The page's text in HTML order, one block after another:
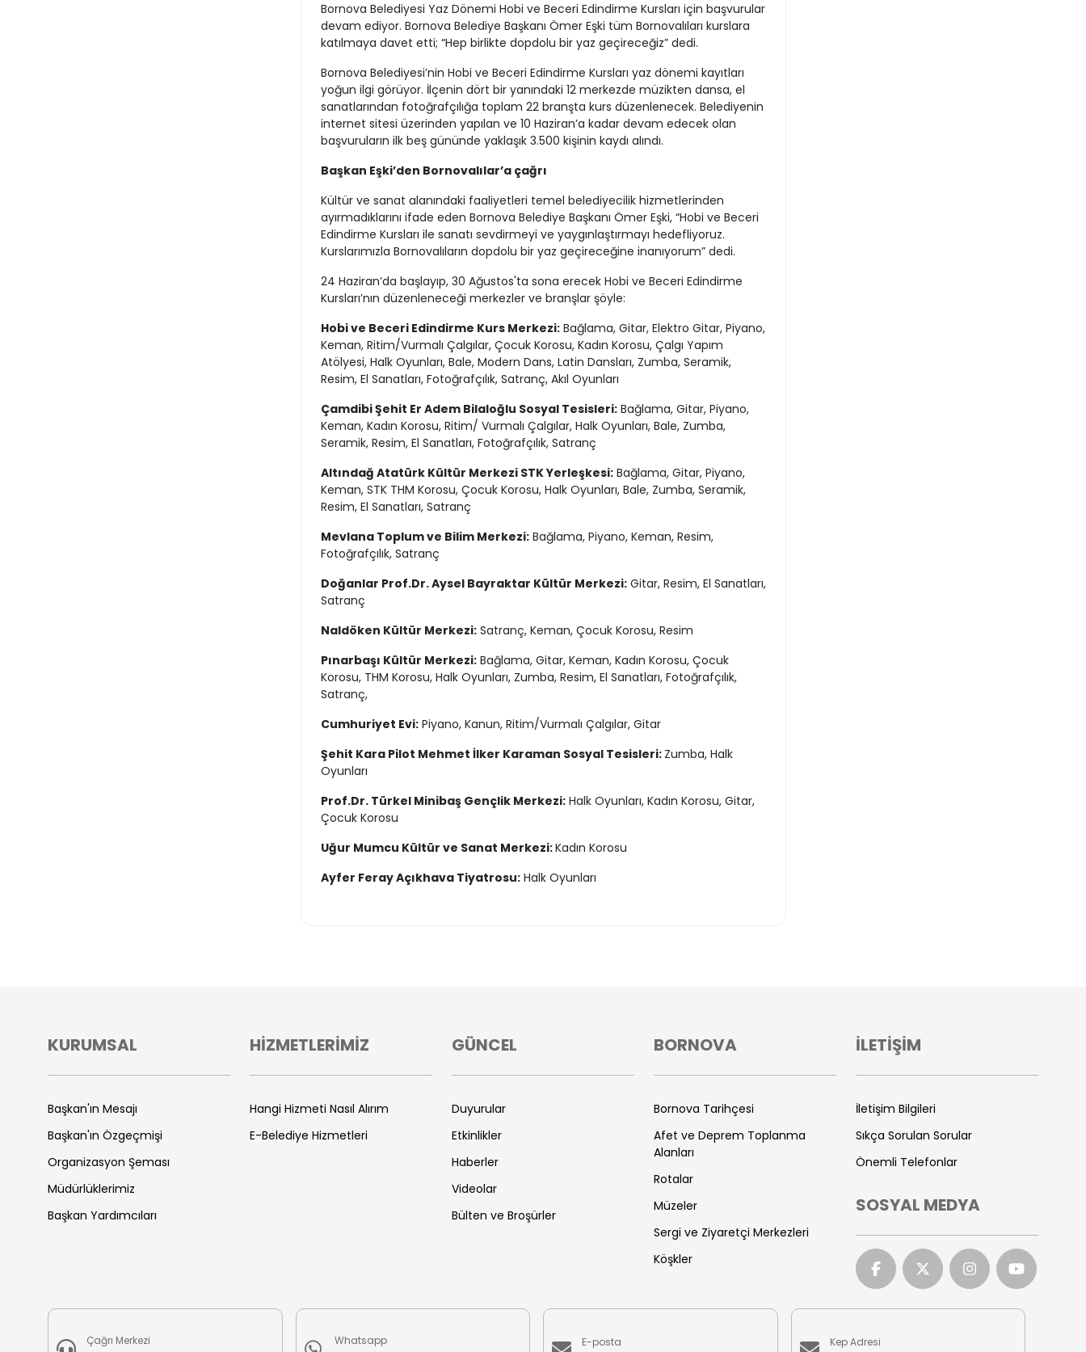
Bornova Belediyesi Yaz Dönemi Hobi ve Beceri Edindirme Kursları için başvurular
devam ediyor. Bornova Belediye Başkanı Ömer Eşki tüm Bornovalıları kurslara
katılmaya davet etti; “Hep birlikte dopdolu bir yaz geçireceğiz” dedi.
Bornova Belediyesi’nin Hobi ve Beceri Edindirme Kursları yaz dönemi kayıtları
yoğun ilgi görüyor. İlçenin dört bir yanındaki 12 merkezde müzikten dansa, el
sanatlarından fotoğrafçılığa toplam 22 branşta kurs düzenlenecek. Belediyenin
internet sitesi üzerinden yapılan ve 10 Haziran’a kadar devam edecek olan
başvuruların ilk beş gününde yaklaşık 3.500 kişinin kaydı alındı.
Başkan Eşki’den Bornovalılar’a çağrı
Kültür ve sanat alanındaki faaliyetleri temel belediyecilik hizmetlerinden
ayırmadıklarını ifade eden Bornova Belediye Başkanı Ömer Eşki, “Hobi ve Beceri
Edindirme Kursları ile sanatı sevdirmeyi ve yaygınlaştırmayı hedefliyoruz.
Kurslarımızla Bornovalıların dopdolu bir yaz geçireceğine inanıyorum” dedi.
24 Haziran’da başlayıp, 30 Ağustos'ta sona erecek Hobi ve Beceri Edindirme
Kursları’nın düzenleneceği merkezler ve branşlar şöyle:
Hobi ve Beceri Edindirme Kurs Merkezi:Bağlama, Gitar, Elektro Gitar, Piyano,
Keman, Ritim/Vurmalı Çalgılar, Çocuk Korosu, Kadın Korosu, Çalgı Yapım
Atölyesi, Halk Oyunları, Bale, Modern Dans, Latin Dansları, Zumba, Seramik,
Resim, El Sanatları, Fotoğrafçılık, Satranç, Akıl Oyunları
Çamdibi Şehit Er Adem Bilaloğlu Sosyal Tesisleri:Bağlama, Gitar, Piyano,
Keman, Kadın Korosu, Ritim/ Vurmalı Çalgılar, Halk Oyunları, Bale, Zumba,
Seramik, Resim, El Sanatları, Fotoğrafçılık, Satranç
Altındağ Atatürk Kültür Merkezi STK Yerleşkesi:Bağlama, Gitar, Piyano,
Keman, STK THM Korosu, Çocuk Korosu, Halk Oyunları, Bale, Zumba, Seramik,
Resim, El Sanatları, Satranç
Mevlana Toplum ve Bilim Merkezi:Bağlama, Piyano, Keman, Resim,
Fotoğrafçılık, Satranç
Doğanlar Prof.Dr. Aysel Bayraktar Kültür Merkezi:Gitar, Resim, El Sanatları,
Satranç
Naldöken Kültür Merkezi:Satranç, Keman, Çocuk Korosu, Resim
Pınarbaşı Kültür Merkezi:Bağlama, Gitar, Keman, Kadın Korosu, Çocuk
Korosu, THM Korosu, Halk Oyunları, Zumba, Resim, El Sanatları, Fotoğrafçılık,
Satranç,
Cumhuriyet Evi:Piyano, Kanun, Ritim/Vurmalı Çalgılar, Gitar
Şehit Kara Pilot Mehmet İlker Karaman Sosyal Tesisleri: Zumba, Halk
Oyunları
Prof.Dr. Türkel Minibaş Gençlik Merkezi:Halk Oyunları, Kadın Korosu, Gitar,
Çocuk Korosu
Uğur Mumcu Kültür ve Sanat Merkezi:Kadın Korosu
Ayfer Feray Açıkhava Tiyatrosu:Halk Oyunları
KURUMSAL
Başkan'ın Mesajı
Başkan'ın Özgeçmişi
Organizasyon Şeması
Müdürlüklerimiz
Başkan Yardımcıları
HİZMETLERİMİZ
Hangi Hizmeti Nasıl Alırım
E-Belediye Hizmetleri
GÜNCEL
Duyurular
Etkinlikler
Haberler
Videolar
Bülten ve Broşürler
BORNOVA
Bornova Tarihçesi
Afet ve Deprem Toplanma
Alanları
Rotalar
Müzeler
Sergi ve Ziyaretçi Merkezleri
Köşkler
İLETİŞİM
İletişim Bilgileri
Sıkça Sorulan Sorular
Önemli Telefonlar
SOSYAL MEDYA
Çağrı Merkezi Whatsapp E-posta Kep Adresi